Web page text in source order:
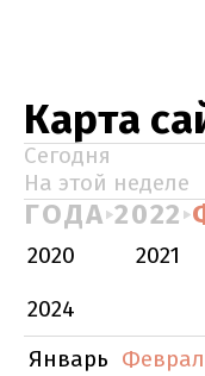
Карта
Сегодня
На этой неделе
ГОДА 2022
2020 2021
2024
Январь